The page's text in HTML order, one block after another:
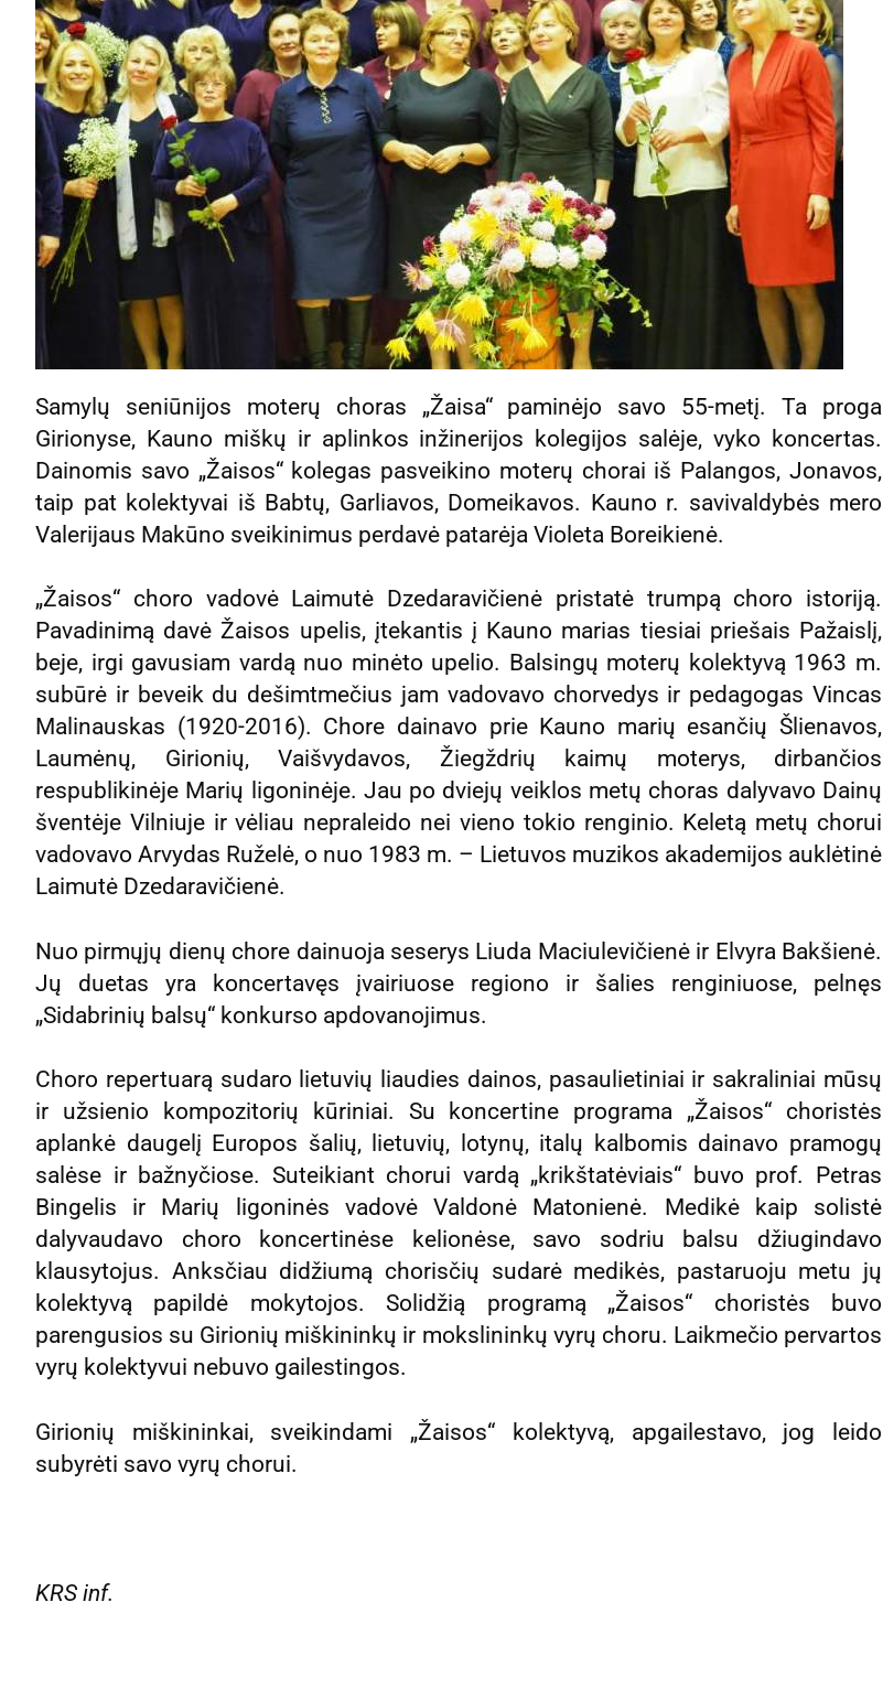
Samylų seniūnijos moterų choras „Žaisa“ paminėjo savo 55-metį. Ta proga
Girionyse, Kauno miškų ir aplinkos inžinerijos kolegijos salėje, vyko koncertas.
Dainomis savo „Žaisos“ kolegas pasveikino moterų chorai iš Palangos, Jonavos,
taip pat kolektyvai iš Babtų, Garliavos, Domeikavos. Kauno r. savivaldybės mero
Valerijaus Makūno sveikinimus perdavė patarėja Violeta Boreikienė.
„Žaisos“ choro vadovė Laimutė Dzedaravičienė pristatė trumpą choro istoriją.
Pavadinimą davė Žaisos upelis, įtekantis į Kauno marias tiesiai priešais Pažaislį,
beje, irgi gavusiam vardą nuo minėto upelio. Balsingų moterų kolektyvą 1963 m.
subūrė ir beveik du dešimtmečius jam vadovavo chorvedys ir pedagogas Vincas
Malinauskas (1920-2016). Chore dainavo prie Kauno marių esančių Šlienavos,
Laumėnų, Girionių, Vaišvydavos, Žiegždrių kaimų moterys, dirbančios
respublikinėje Marių ligoninėje. Jau po dviejų veiklos metų choras dalyvavo Dainų
šventėje Vilniuje ir vėliau nepraleido nei vieno tokio renginio. Keletą metų chorui
vadovavo Arvydas Ruželė, o nuo 1983 m. – Lietuvos muzikos akademijos auklėtinė
Laimutė Dzedaravičienė.
Nuo pirmųjų dienų chore dainuoja seserys Liuda Maciulevičienė ir Elvyra Bakšienė.
Jų duetas yra koncertavęs įvairiuose regiono ir šalies renginiuose, pelnęs
„Sidabrinių balsų“ konkurso apdovanojimus.
Choro repertuarą sudaro lietuvių liaudies dainos, pasaulietiniai ir sakraliniai mūsų
ir užsienio kompozitorių kūriniai. Su koncertine programa „Žaisos“ choristės
aplankė daugelį Europos šalių, lietuvių, lotynų, italų kalbomis dainavo pramogų
salėse ir bažnyčiose. Suteikiant chorui vardą „krikštatėviais“ buvo prof. Petras
Bingelis ir Marių ligoninės vadovė Valdonė Matonienė. Medikė kaip solistė
dalyvaudavo choro koncertinėse kelionėse, savo sodriu balsu džiugindavo
klausytojus. Anksčiau didžiumą chorisčių sudarė medikės, pastaruoju metu jų
kolektyvą papildė mokytojos. Solidžią programą „Žaisos“ choristės buvo
parengusios su Girionių miškininkų ir mokslininkų vyrų choru. Laikmečio pervartos
vyrų kolektyvui nebuvo gailestingos.
Girionių miškininkai, sveikindami „Žaisos“ kolektyvą, apgailestavo, jog leido
subyrėti savo vyrų chorui.
KRS inf.